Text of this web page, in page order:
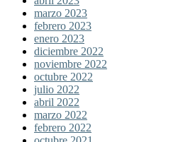
marzo 2023
febrero 2023
enero 2023
diciembre 2022
noviembre 2022
octubre 2022
julio 2022
abril 2022
marzo 2022
febrero 2022